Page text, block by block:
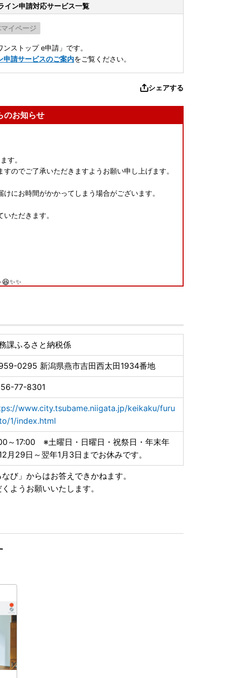
イン申請対応サービス一覧
イページ
ストップ e申請」です。
申請サービスのご案内をご覧ください。
シェアする
のお知らせ
す。
のでご了承いただきますようお願い申し上げます。
にお時間がかかってしまう場合がございます。
ただきます。
いた返礼品をご用意しております。
っておりますので、ぜひご覧ください！😄✨
の人気コーナー『ひたすら試してランキング』で
ラリーが使用されました‼】
東京」にて、燕市産のカトラリーが評価され、第4
のレストランの小道具として使用されました。
様に、優れたデザイン・品質を有するカトラリーを
年末年始を除く)
地
課ふるさと納税係
0295 新潟県燕市吉田西太田1934番地
77-8301
www.city.tsubame.niigata.jp/keikaku/furu
1/index.html
～17:00 ※土曜日・日曜日・祝祭日・年末年
月29日～翌年1月3日までお休みです。
び」からはお答えできかねます。
ようお願いいたします。